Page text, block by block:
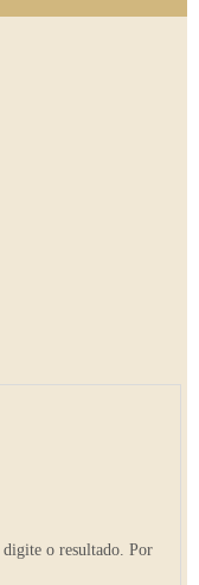
digite o resultado. Por